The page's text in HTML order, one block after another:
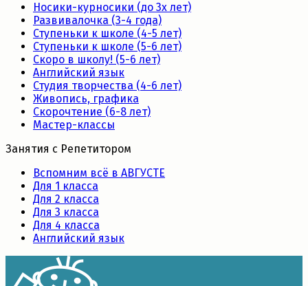
Носики-курносики (до 3х лет)
Развивалочка (3-4 года)
Ступеньки к школе (4-5 лет)
Ступеньки к школе (5-6 лет)
Скоро в школу! (5-6 лет)
Английский язык
Студия творчества (4-6 лет)
Живопись, графика
Скорочтение (6-8 лет)
Мастер-классы
Занятия с Репетитором
Вспомним всё в АВГУСТЕ
Для 1 класса
Для 2 класса
Для 3 класса
Для 4 класса
Английский язык